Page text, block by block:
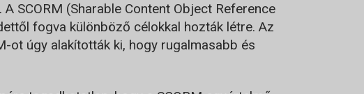
SCORM (Sharable Content Object Reference
fogva különböző célokkal hozták létre. Az
ot úgy alakították ki, hogy rugalmasabb és